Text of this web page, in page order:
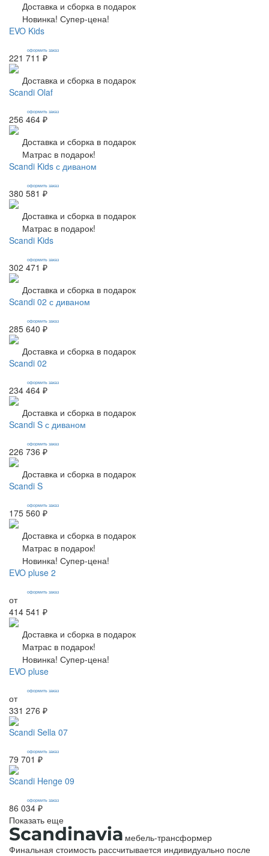
Доставка и сборка в подарок
Новинка! Супер-цена!
EVO Kids
оформить заказ
221 711 ₽
Доставка и сборка в подарок
Scandi Olaf
оформить заказ
256 464 ₽
Доставка и сборка в подарок
Матрас в подарок!
Scandi Kids с диваном
оформить заказ
380 581 ₽
Доставка и сборка в подарок
Матрас в подарок!
Scandi Kids
оформить заказ
302 471 ₽
Доставка и сборка в подарок
Scandi 02 с диваном
оформить заказ
285 640 ₽
Доставка и сборка в подарок
Scandi 02
оформить заказ
234 464 ₽
Доставка и сборка в подарок
Scandi S с диваном
оформить заказ
226 736 ₽
Доставка и сборка в подарок
Scandi S
оформить заказ
175 560 ₽
Доставка и сборка в подарок
Матрас в подарок!
Новинка! Супер-цена!
EVO pluse 2
оформить заказ
от
414 541 ₽
Доставка и сборка в подарок
Матрас в подарок!
Новинка! Супер-цена!
EVO pluse
оформить заказ
от
331 276 ₽
Scandi Sella 07
оформить заказ
79 701 ₽
Scandi Henge 09
оформить заказ
86 034 ₽
Показать еще
мебель-трансформер
Финальная стоимость рассчитывается индивидуально после